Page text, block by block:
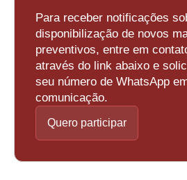
Para receber notificações
disponibilização de novos
preventivos, entre em
através do link abaixo e
seu número de WhatsApp
comunicação.
Quero participar